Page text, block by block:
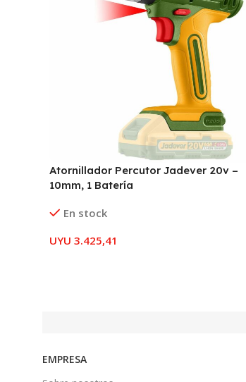
Atornillador Percutor Jadever 20v –
10mm, 1 Batería
En stock
UYU 3.425,41
EMPRESA